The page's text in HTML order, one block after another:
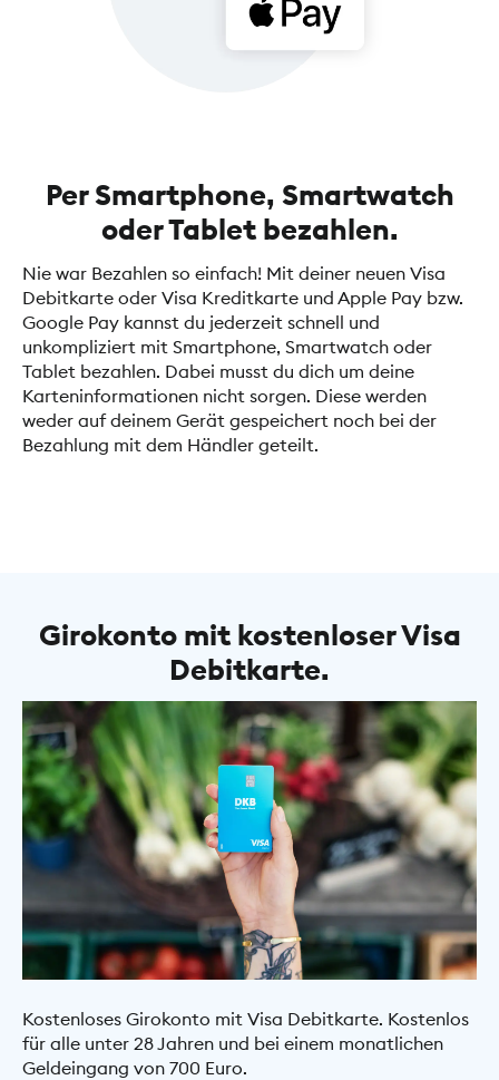
Per Smartphone, Smartwatch
oder Tablet bezahlen.
Nie war Bezahlen so einfach! Mit deiner neuen Visa
Debitkarte oder Visa Kreditkarte und Apple Pay bzw.
Google Pay kannst du jederzeit schnell und
unkompliziert mit Smartphone, Smartwatch oder
Tablet bezahlen. Dabei musst du dich um deine
Karteninformationen nicht sorgen. Diese werden
weder auf deinem Gerät gespeichert noch bei der
Bezahlung mit dem Händler geteilt.
Girokonto mit kostenloser Visa
Debitkarte.
Kostenloses Girokonto mit Visa Debitkarte. Kostenlos
für alle unter 28 Jahren und bei einem monatlichen
Geldeingang von 700 Euro.